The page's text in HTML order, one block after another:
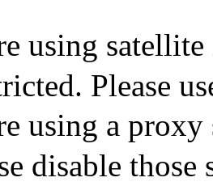
using
Please
using a
disable those